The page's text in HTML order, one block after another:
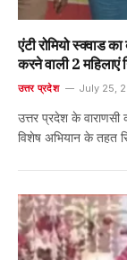
एंटी रोमियो स्क्वाड
करने वाली 2 महिलाएं
उत्तर प्रदेश July 25,
उत्तर प्रदेश के
विशेष अभियान के तहत